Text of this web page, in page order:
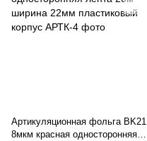
Артикуляционная фольга BK21
8мкм красная односторонняя